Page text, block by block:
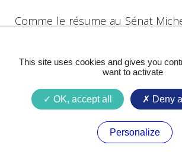
Comme le résume au Sénat
« toute la procédure repose sur
du vote par correspondance ».
voter des personnes à leur insu
volonté en usurpant le matériel
fait voter des inscrits fictifs ou,
de voter les personnes dont le «
sûr », en n’adressant pas le
This site uses cookies and gives you
want to activate
OK, accept all Deny
Personalize